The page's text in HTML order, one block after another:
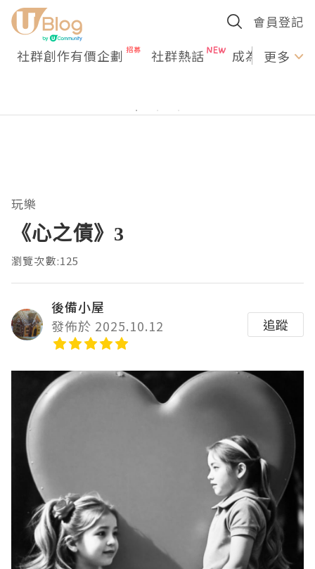
會員登記
社群創作有價企劃 社群熱話 成為U更多
玩樂
《心之債》3
瀏覽次數:125
後備小屋
發佈於 2025.10.12
追蹤